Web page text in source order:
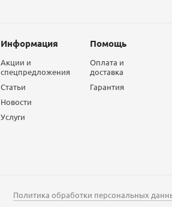
Информация
Акции и
спецпредложения
Статьи
Новости
Услуги
Помощь
Оплата и
доставка
Гарантия
Политика обработки персональных